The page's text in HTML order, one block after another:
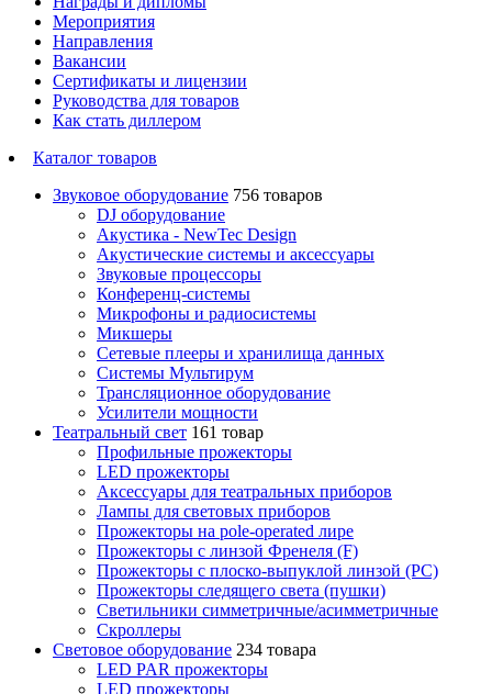
Мероприятия
Направления
Вакансии
Сертификаты и лицензии
Руководства для товаров
Как стать диллером
Каталог товаров
Звуковое оборудование 756 товаров
DJ оборудование
Акустика - NewTec Design
Акустические системы и аксессуары
Звуковые процессоры
Конференц-системы
Микрофоны и радиосистемы
Микшеры
Сетевые плееры и хранилища данных
Системы Мультирум
Трансляционное оборудование
Усилители мощности
Театральный свет 161 товар
Профильные прожекторы
LED прожекторы
Аксессуары для театральных приборов
Лампы для световых приборов
Прожекторы на pole-operated лире
Прожекторы с линзой Френеля (F)
Прожекторы с плоско-выпуклой линзой (PC)
Прожекторы следящего света (пушки)
Светильники симметричные/асимметричные
Скроллеры
Световое оборудование 234 товара
LED PAR прожекторы
LED прожекторы